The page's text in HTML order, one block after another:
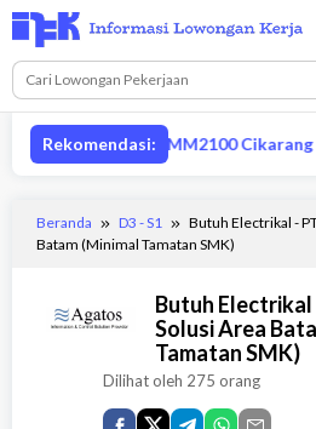
Loncat
ke
konten
Rekomendasi:
produksi MM2100 Cikarang
Beranda D3 - S1
Butuh Electrikal -
Batam (Minimal Tamatan SMK)
Butuh
Solusi Area
Tamatan SMK)
Dilihat oleh 275 orang